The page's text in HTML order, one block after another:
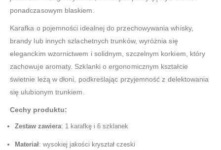
ponadczasowym blaskiem.
Karafka o pojemności idealnej do przechowywania whisky,
brandy lub innych szlachetnych trunków, wyróżnia się
eleganckim wzornictwem i solidnym, szczelnym korkiem, który
zachowuje aromaty. Szklanki o ergonomicznym kształcie
świetnie leżą w dłoni, podkreślając przyjemność z delektowania
się ulubionym trunkiem.
Cechy produktu:
Zestaw zawiera: 1 karafkę i 6 szklanek
Materiał: wysokiej jakości kryształ czeski